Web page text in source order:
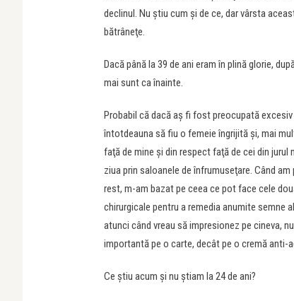
declinul. Nu ştiu cum şi de ce, dar vârsta
bătrâneţe.
Dacă până la 39 de ani eram în plină glorie,
mai sunt ca înainte.
Probabil că dacă aş fi fost preocupată
întotdeauna să fiu o femeie îngrijită şi, mai
faţă de mine şi din respect faţă de cei din
ziua prin saloanele de înfrumuseţare. Când
rest, m-am bazat pe ceea ce pot face cele
chirurgicale pentru a remedia anumite semne
atunci când vreau să impresionez pe cineva,
importantă pe o carte, decât pe o cremă anti-
Ce știu acum și nu știam la 24 de ani?